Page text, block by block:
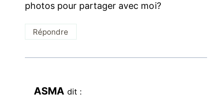
photos pour partager avec moi?
Répondre
ASMA dit :